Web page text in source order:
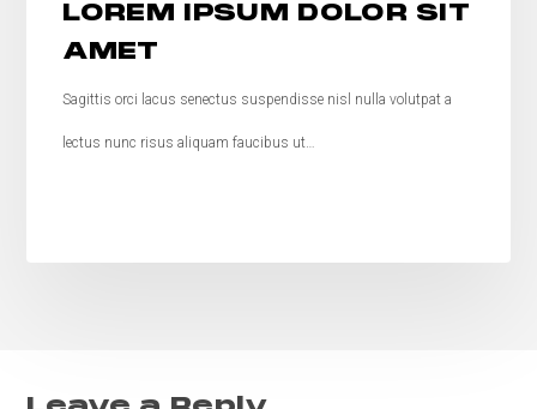
LOREM IPSUM DOLOR SIT
AMET
Sagittis orci lacus senectus suspendisse nisl nulla volutpat a
lectus nunc risus aliquam faucibus ut…